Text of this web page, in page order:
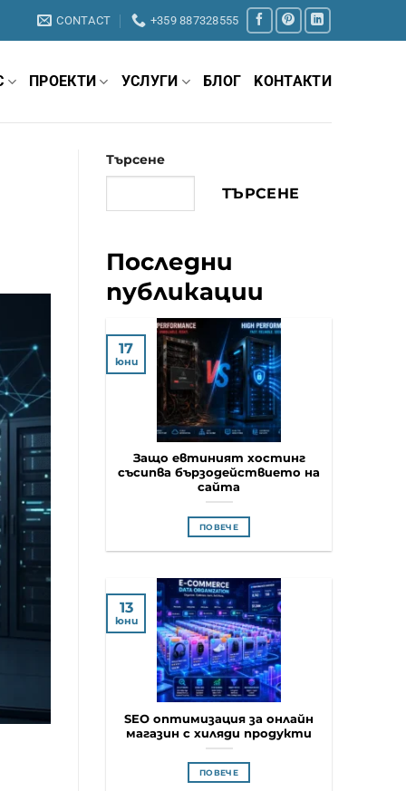
CONTACT +359 887328555
ПРОЕКТИ УСЛУГИ БЛОГ KОНТАКТИ
Търсене
ТЪРСЕНЕ
Последни
публикации
Защо евтиният хостинг
съсипва бързодействието на
сайта
ПОВЕЧЕ
17
юни
SEO оптимизация за онлайн
магазин с хиляди продукти
ПОВЕЧЕ
13
юни